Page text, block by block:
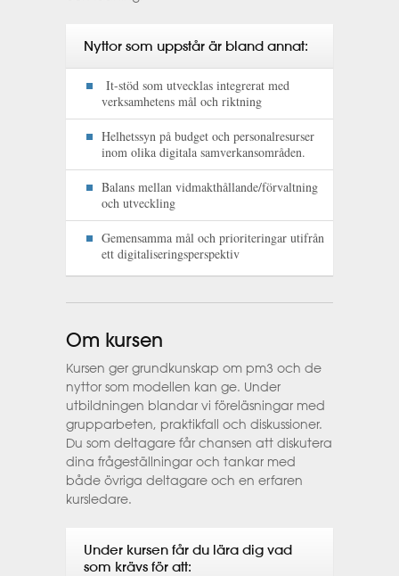
Nyttor som uppstår är bland annat:
It-stöd som utvecklas integrerat med
verksamhetens mål och riktning
Helhetssyn på budget och personalresurser
inom olika digitala samverkansområden.
Balans mellan vidmakthållande/förvaltning
och utveckling
Gemensamma mål och prioriteringar utifrån
ett digitaliseringsperspektiv
Om kursen
Kursen ger grundkunskap om pm3 och de
nyttor som modellen kan ge. Under
utbildningen blandar vi föreläsningar med
grupparbeten, praktikfall och diskussioner.
Du som deltagare får chansen att diskutera
dina frågeställningar och tankar med
både övriga deltagare och en erfaren
kursledare.
Under kursen får du lära dig vad
som krävs för att: